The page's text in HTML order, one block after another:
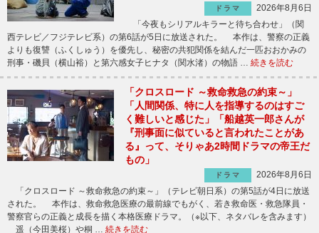
ドラマ
2026年8月6日
「今夜もシリアルキラーと待ち合わせ」（関
西テレビ／フジテレビ系）の第6話が5日に放送された。 本作は、警察の正義
よりも復讐（ふくしゅう）を優先し、秘密の共犯関係を結んだ一匹おおかみの
刑事・磯貝（横山裕）と第六感女子ヒナタ（関水渚）の物語 … 続きを読む
「クロスロード ～救命救急の約束～」
「人間関係、特に人を指導するのはすご
く難しいと感じた」「船越英一郎さんが
『刑事面に似ていると言われたことがあ
る』って、そりゃあ2時間ドラマの帝王だ
もの」
ドラマ
2026年8月6日
「クロスロード ～救命救急の約束～」（テレビ朝日系）の第5話が4日に放送
された。 本作は、救命救急医療の最前線でもがく、若き救命医・救急隊員・
警察官らの正義と成長を描く本格医療ドラマ。（※以下、ネタバレを含みます）
遥（今田美桜）や桐 … 続きを読む